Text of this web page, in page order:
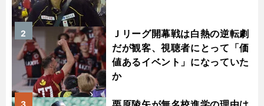
Ｊリーグ開幕戦は白熱の逆転劇
だが観客、視聴者にとって「価
値あるイベント」になっていた
か
2